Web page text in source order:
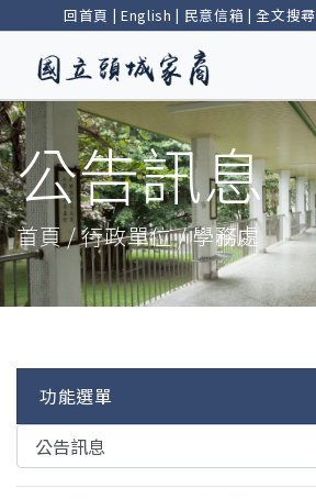
回首頁 | English | 民意信箱 |全文搜尋
公告訊息
首頁 / 行政單位 / 學務處
功能選單